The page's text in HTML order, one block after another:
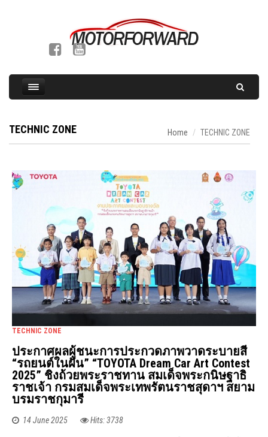
TECHNIC ZONE Home TECHNIC ZONE
TECHNIC ZONE
ประกาศผลผู้ชนะการประกวดภาพวาดระบายสี
“รถยนต์ในฝัน” “TOYOTA Dream Car Art Contest
2025” ชิงถ้วยพระราชทาน สมเด็จพระกนิษฐาธิ
ราชเจ้า กรมสมเด็จพระเทพรัตนราชสุดาฯ สยาม
บรมราชกุมารี
14 June 2025 Hits: 3738